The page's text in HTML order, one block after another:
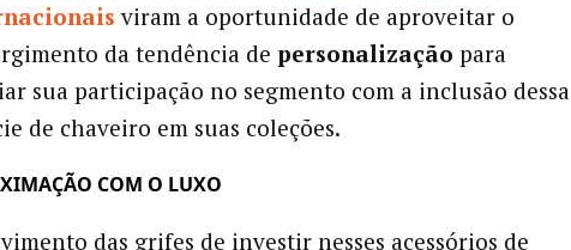
viram a oportunidade de aproveitar o
da tendência de personalização para
sua participação no segmento com a inclusão dessa
de chaveiro em suas coleções.
COM O LUXO
das grifes de investir nesses acessórios de